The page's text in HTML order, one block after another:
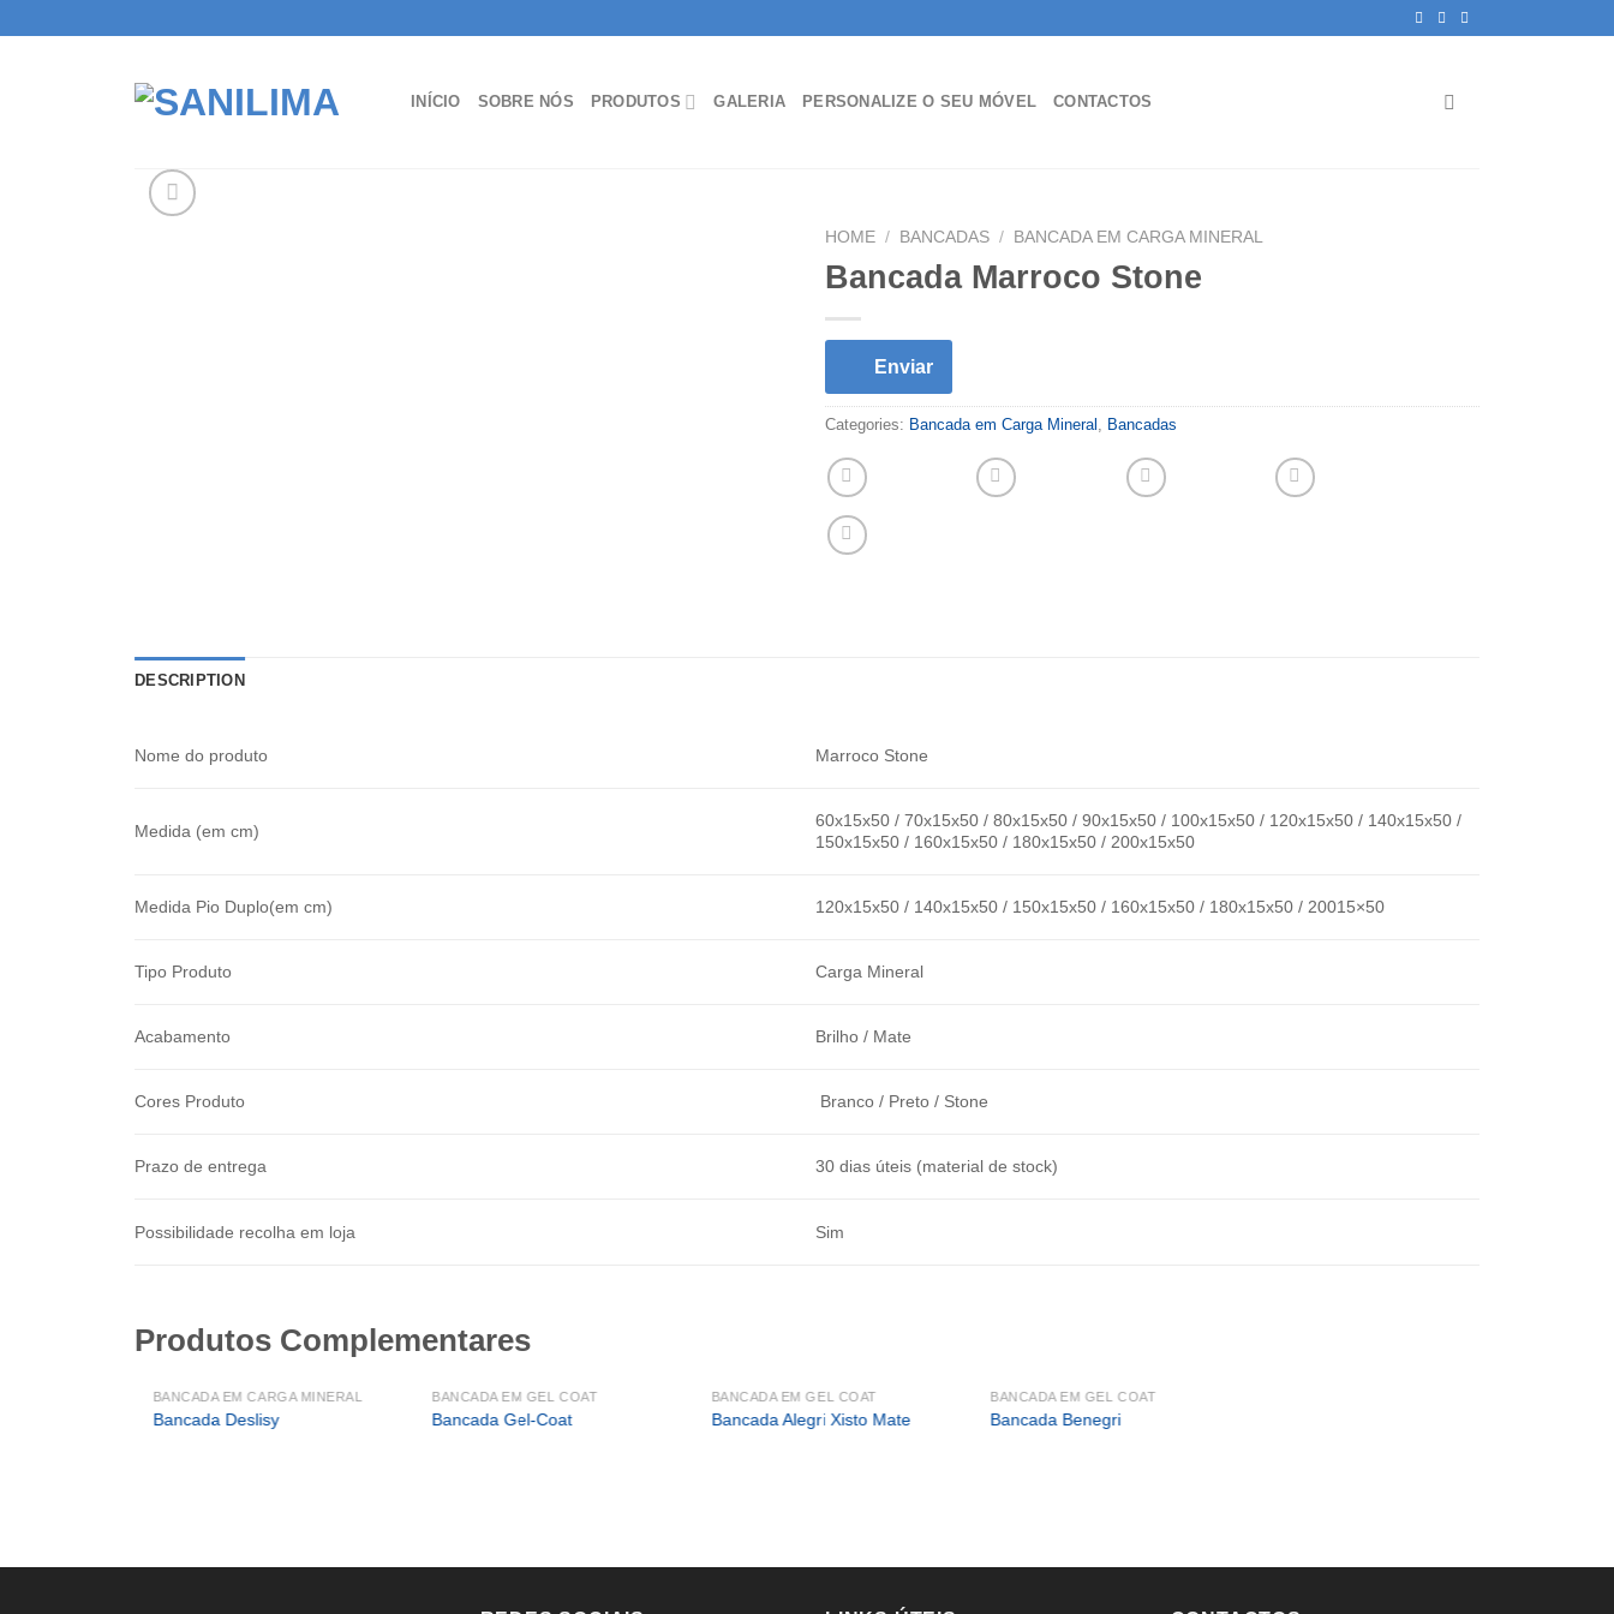
INÍCIO SOBRE NÓS PRODUTOS GALERIA PERSONALIZE O SEU MÓVEL CONTACTOS
HOME / BANCADAS / BANCADA EM CARGA MINERAL
Bancada Marroco Stone
Enviar
Categories: Bancada em Carga Mineral Bancadas
DESCRIPTION
Nome do produto Marroco Stone
Medida (em cm)
60x15x50 / 70x15x50 / 80x15x50 / 90x15x50 / 100x15x50 / 120x15x50 / 140x15x50 /
150x15x50 / 160x15x50 / 180x15x50 / 200x15x50
Medida Pio Duplo(em cm) 120x15x50 / 140x15x50 / 150x15x50 / 160x15x50 / 180x15x50 / 20015×50
Tipo Produto Carga Mineral
Acabamento Brilho / Mate
Cores Produto Branco / Preto / Stone
Prazo de entrega 30 dias úteis (material de stock)
Possibilidade recolha em loja Sim
Produtos Complementares
BANCADA EM CARGA MINERAL
Bancada Deslisy
BANCADA EM GEL COAT
Bancada Gel-Coat
BANCADA EM GEL COAT
Bancada Alegri Xisto Mate
BANCADA EM GEL COAT
Bancada Benegri